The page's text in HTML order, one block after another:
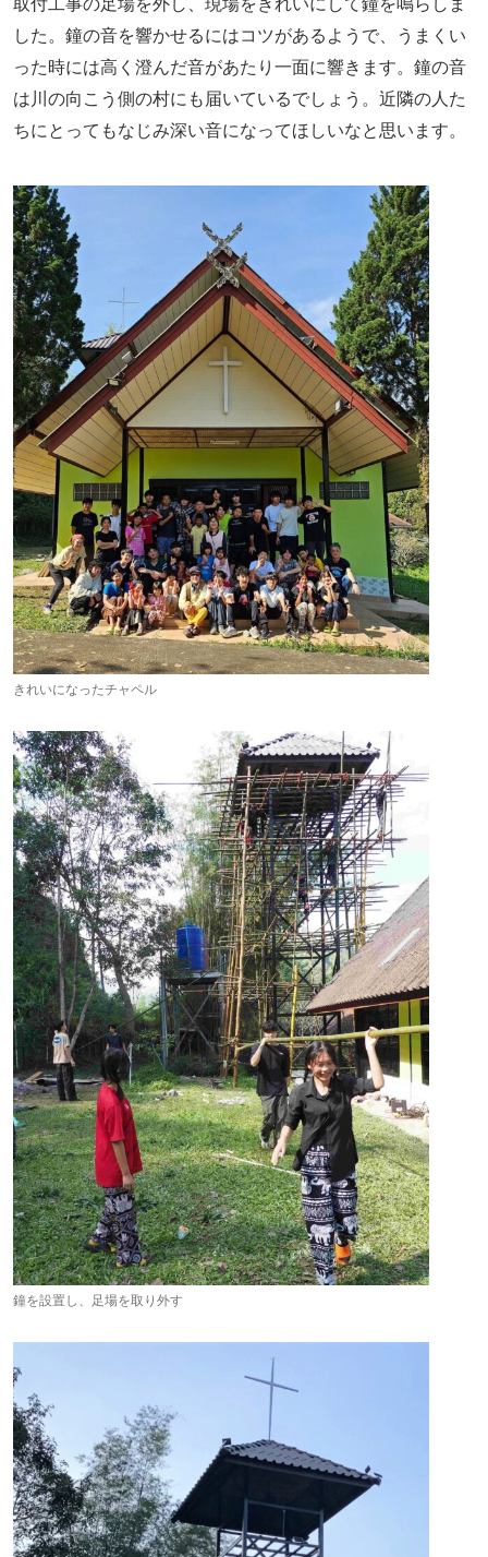
取付工事の足場を外し、現場をきれいにして鐘を鳴らしま
した。鐘の音を響かせるにはコツがあるようで、うまくい
った時には高く澄んだ音があたり一面に響きます。鐘の音
は川の向こう側の村にも届いているでしょう。近隣の人た
ちにとってもなじみ深い音になってほしいなと思います。
きれいになったチャペル
鐘を設置し、足場を取り外す